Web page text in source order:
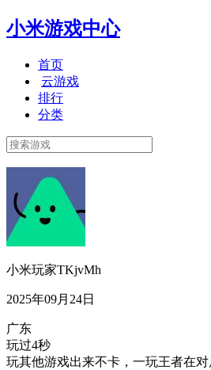
小米游戏中心
首页
云游戏
排行
分类
小米玩家TKjvMh
2025年09月24日
广东
玩过4秒
玩其他游戏出来不卡，一玩王者在